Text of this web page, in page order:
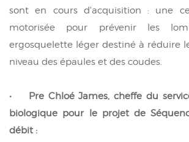
sont en cours d'acquisition : une
motorisée pour prévenir les
ergosquelette léger destiné à réduire
niveau des épaules et des coudes.
• Pre Chloé James, cheffe du
biologique pour le projet de
débit :